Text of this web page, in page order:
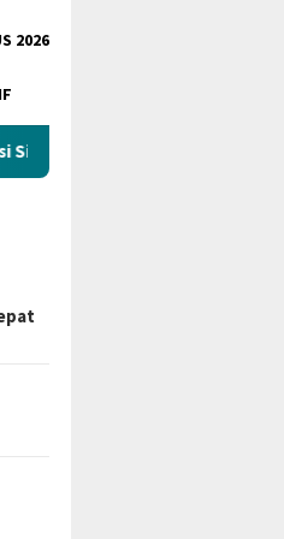
2026
Evakuasi ‘Pria